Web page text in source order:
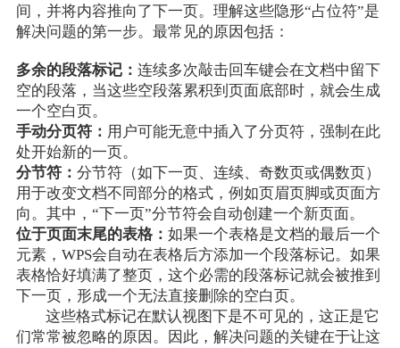
间，并将内容推向了下一页。理解这些隐形“占位符”是
解决问题的第一步。最常见的原因包括：
多余的段落标记： 连续多次敲击回车键会在文档中留下
空的段落，当这些空段落累积到页面底部时，就会生成
一个空白页。
手动分页符： 用户可能无意中插入了分页符，强制在此
处开始新的一页。
分节符： 分节符（如下一页、连续、奇数页或偶数页）
用于改变文档不同部分的格式，例如页眉页脚或页面方
向。其中，“下一页”分节符会自动创建一个新页面。
位于页面末尾的表格： 如果一个表格是文档的最后一个
元素，WPS会自动在表格后方添加一个段落标记。如果
表格恰好填满了整页，这个必需的段落标记就会被推到
下一页，形成一个无法直接删除的空白页。
这些格式标记在默认视图下是不可见的，这正是它
们常常被忽略的原因。因此，解决问题的关键在于让这